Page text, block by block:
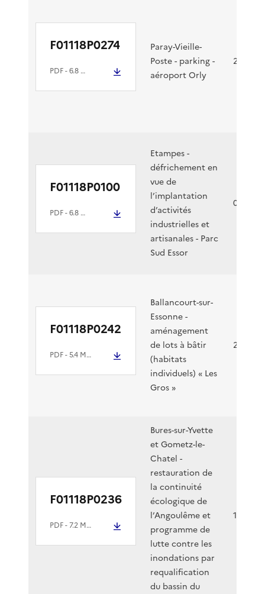
F01118P0274
PDF- 6.8 Mio
Paray-Vieille-
Poste - parking -
aéroport Orly
26/11/
F01118P0100
PDF- 6.8 Mio
Etampes -
défrichement en
vue de
l’implantation
d’activités
industrielles et
artisanales - Parc
Sud Essor
08/11/
F01118P0242
PDF- 5.4 Mio
Ballancourt-sur-
Essonne -
aménagement
de lots à bâtir
(habitats
individuels) « Les
Gros »
25/10/
F01118P0236
PDF- 7.2 Mio
Bures-sur-Yvette
et Gometz-le-
Chatel -
restauration de
la continuité
écologique de
l’Angoulême et
programme de
lutte contre les
inondations par
requalification
du bassin du
12/10/